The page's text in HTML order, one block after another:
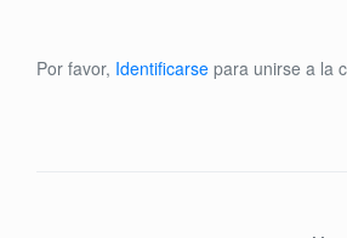
Por favor, Identificarse para unirse a la